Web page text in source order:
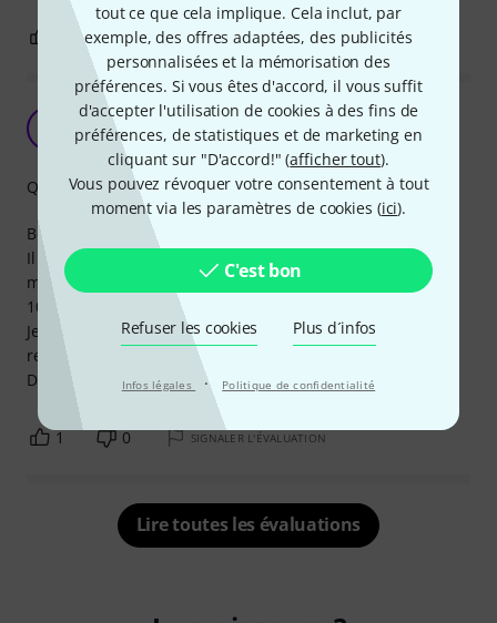
tout ce que cela implique. Cela inclut, par
exemple, des offres adaptées, des publicités
personnalisées et la mémorisation des
préférences. Si vous êtes d'accord, il vous suffit
d'accepter l'utilisation de cookies à des fins de
préférences, de statistiques et de marketing en
cliquant sur "D'accord!" (afficher tout).
Vous pouvez révoquer votre consentement à tout
moment via les paramètres de cookies (ici).
C'est bon
Refuser les cookies Plus d´infos
Infos légales · Politique de confidentialité
0 SIGNALER L'ÉVALUATION
Pas cher mais...pas cher....!
Chirokee 11.05.2021
Bon Ok pas cher mais on sait pourquoi ....!
Il n'y en a pas deux de la même longueur ( de quelques
mmm à plusieurs cm : 6 cm pour des 60 cm à priori soit
10% ) et un qui ne fonctionne pas ...!
Je les garde en fixe mais pour ce qui est de patcher et
repatcher, je vais m'en fabriquer ce sera plus sûr .
Donc pas cher mais ....heureusement !
Qualité de fabrication
1 0 SIGNALER L'ÉVALUATION
Lire toutes les évaluations